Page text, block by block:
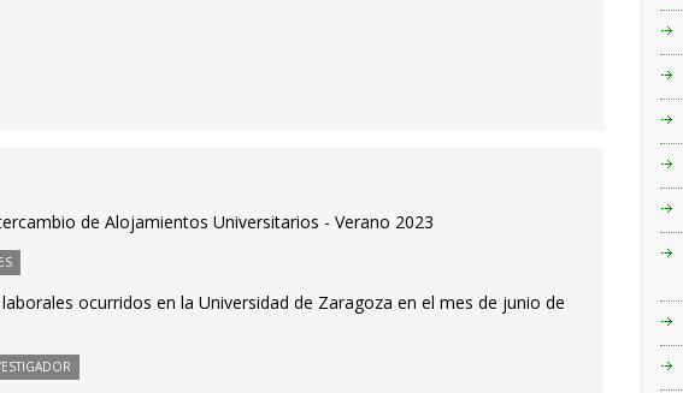
de Alojamientos Universitarios - Verano 2023
ocurridos en la Universidad de Zaragoza en el mes de junio de